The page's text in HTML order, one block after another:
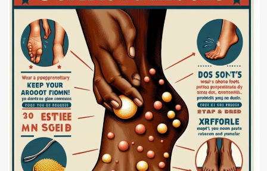
Top
Fapte
Uimitoare
Despre
Boala
Addison